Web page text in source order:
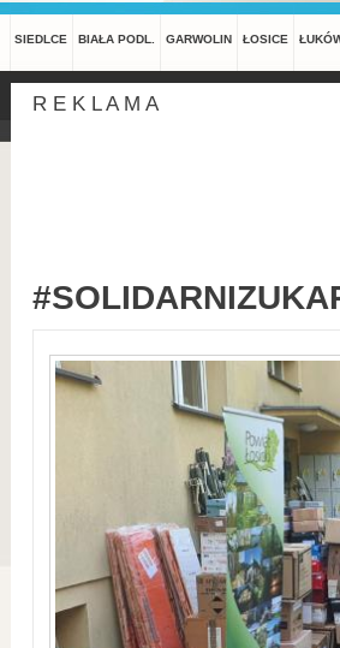
SIEDLCE BIAŁA PODL. GARWOLIN ŁOSICE
R E K L A M A